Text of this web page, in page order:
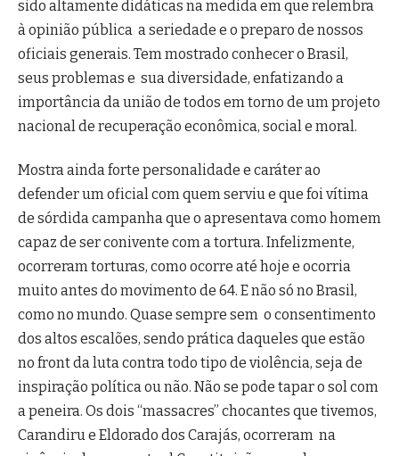
sido altamente didáticas na medida em que relembra
à opinião pública a seriedade e o preparo de nossos
oficiais generais. Tem mostrado conhecer o Brasil,
seus problemas e sua diversidade, enfatizando a
importância da união de todos em torno de um projeto
nacional de recuperação econômica, social e moral.
Mostra ainda forte personalidade e caráter ao
defender um oficial com quem serviu e que foi vítima
de sórdida campanha que o apresentava como homem
capaz de ser conivente com a tortura. Infelizmente,
ocorreram torturas, como ocorre até hoje e ocorria
muito antes do movimento de 64. E não só no Brasil,
como no mundo. Quase sempre sem o consentimento
dos altos escalões, sendo prática daqueles que estão
no front da luta contra todo tipo de violência, seja de
inspiração política ou não. Não se pode tapar o sol com
a peneira. Os dois “massacres” chocantes que tivemos,
Carandiru e Eldorado dos Carajás, ocorreram na